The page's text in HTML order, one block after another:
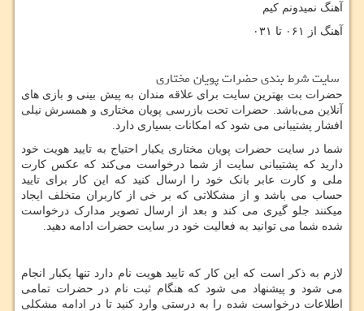
آهنگ نمیدونم کیم
آهنگ از ۰۶۱ تا ۰۳۱
سایت شرط بندی حضرات پویان مختاری
حضرات بت بهترین سایت برای علاقه‌ مندان به پیش‌ بینی و بازی‌ های‌‌
آنلاین می‌باشد. حضرات تحت بازرسی پویان مختاری و همسرش نیلی
افشار پشتیبانی می‌ شود که امکانات بسیاری دارد.
شما در سایت حضرات پویان مختاری یکبار احتیاج به تایید هویت خود
دارید که پشتیبانی سایت از شما درخواست می‌کندکه عکس کارت
ملی و کارت عابر بانک خود را ارسال کنید که این کار برای تایید
حساب می باشد و از مشکلاتی که بر خی از کاربران متخلف ایجاد
میکنند جلو گیری می کند و بعد از ارسال تصویر مدارک درخواست
شده شما می توانید به فعالیت خود در سایت حضرات ادامه دهید.
لازم به ذکر است که این کار که تایید هویت نام دارد تنها یکبار انجام
می شود و پیشنهاد می شود که هنگام ثبت نام در حضرات تمامی
اطلاعات درخواست شده را به درستی وارد کنید تا در ادامه مشکلی